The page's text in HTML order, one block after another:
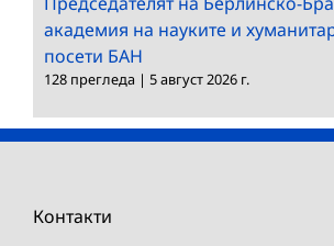
академия на науките и
посети БАН
128 прегледа | 5 август 2026 г.
Контакти